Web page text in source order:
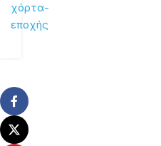
χόρτα-
εποχής